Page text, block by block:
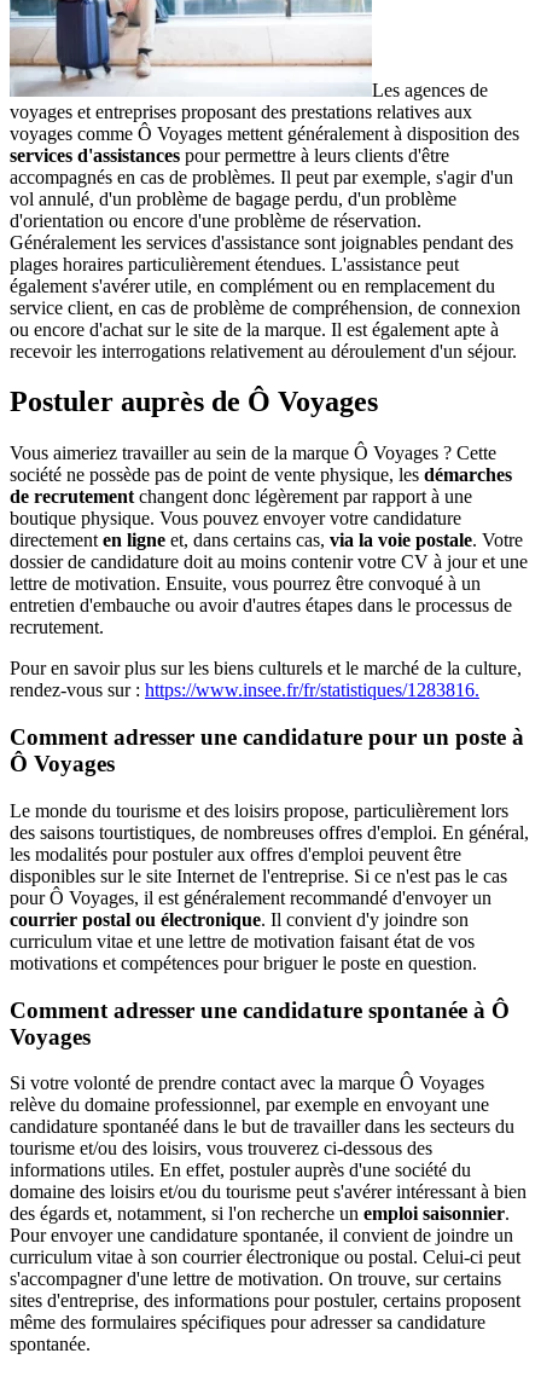
Les agences de
voyages et entreprises proposant des prestations relatives aux
voyages comme Ô Voyages mettent généralement à disposition des
services d'assistances pour permettre à leurs clients d'être
accompagnés en cas de problèmes. Il peut par exemple, s'agir d'un
vol annulé, d'un problème de bagage perdu, d'un problème
d'orientation ou encore d'une problème de réservation.
Généralement les services d'assistance sont joignables pendant des
plages horaires particulièrement étendues. L'assistance peut
également s'avérer utile, en complément ou en remplacement du
service client, en cas de problème de compréhension, de connexion
ou encore d'achat sur le site de la marque. Il est également apte à
recevoir les interrogations relativement au déroulement d'un séjour.
Postuler auprès de Ô Voyages
Vous aimeriez travailler au sein de la marque Ô Voyages ? Cette
société ne possède pas de point de vente physique, les démarches
de recrutement changent donc légèrement par rapport à une
boutique physique. Vous pouvez envoyer votre candidature
directement en ligne et, dans certains cas, via la voie postale. Votre
dossier de candidature doit au moins contenir votre CV à jour et une
lettre de motivation. Ensuite, vous pourrez être convoqué à un
entretien d'embauche ou avoir d'autres étapes dans le processus de
recrutement.
Pour en savoir plus sur les biens culturels et le marché de la culture,
rendez-vous sur : https://www.insee.fr/fr/statistiques/1283816.
Comment adresser une candidature pour un poste à
Ô Voyages
Le monde du tourisme et des loisirs propose, particulièrement lors
des saisons tourtistiques, de nombreuses offres d'emploi. En général,
les modalités pour postuler aux offres d'emploi peuvent être
disponibles sur le site Internet de l'entreprise. Si ce n'est pas le cas
pour Ô Voyages, il est généralement recommandé d'envoyer un
courrier postal ou électronique. Il convient d'y joindre son
curriculum vitae et une lettre de motivation faisant état de vos
motivations et compétences pour briguer le poste en question.
Comment adresser une candidature spontanée à Ô
Voyages
Si votre volonté de prendre contact avec la marque Ô Voyages
relève du domaine professionnel, par exemple en envoyant une
candidature spontanéé dans le but de travailler dans les secteurs du
tourisme et/ou des loisirs, vous trouverez ci-dessous des
informations utiles. En effet, postuler auprès d'une société du
domaine des loisirs et/ou du tourisme peut s'avérer intéressant à bien
des égards et, notamment, si l'on recherche un emploi saisonnier.
Pour envoyer une candidature spontanée, il convient de joindre un
curriculum vitae à son courrier électronique ou postal. Celui-ci peut
s'accompagner d'une lettre de motivation. On trouve, sur certains
sites d'entreprise, des informations pour postuler, certains proposent
même des formulaires spécifiques pour adresser sa candidature
spontanée.